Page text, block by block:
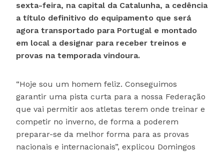
sexta-feira, na capital da Catalunha, a cedência
a título definitivo do equipamento que será
agora transportado para Portugal e montado
em local a designar para receber treinos e
provas na temporada vindoura.
“Hoje sou um homem feliz. Conseguimos
garantir uma pista curta para a nossa Federação
que vai permitir aos atletas terem onde treinar e
competir no inverno, de forma a poderem
preparar-se da melhor forma para as provas
nacionais e internacionais”, explicou Domingos